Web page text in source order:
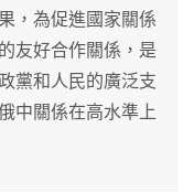
，為促進國家關係
友好合作關係，是
黨和人民的廣泛支
中關係在高水準上